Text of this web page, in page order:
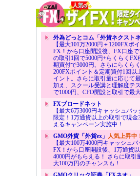
外為どっとコム「外貨ネクストネ
【最大101万2000円＋1200FXポ
FX！から口座開設後、FX口座
の取引1回で5000円+らくらくFX
期買付で3000円。さらにらくら
200FXポイント＆定期買付1回以
イント。さらに取引量に応じて
加え、スクール受講と理解度テ
で1000円、CFD開設と取引で最大
FXブロードネット
【最大6万3000円キャッシュバ
限定！1万通貨以上の取引で現金
えるキャンペーン実施中！
GMO外貨「外貨ex」 人気上昇中！
【最大100万4000円キャッシュ
FX！から口座開設後、1万通貨
4000円がもらえる！ さらに取引
大100万円のチャンスも！